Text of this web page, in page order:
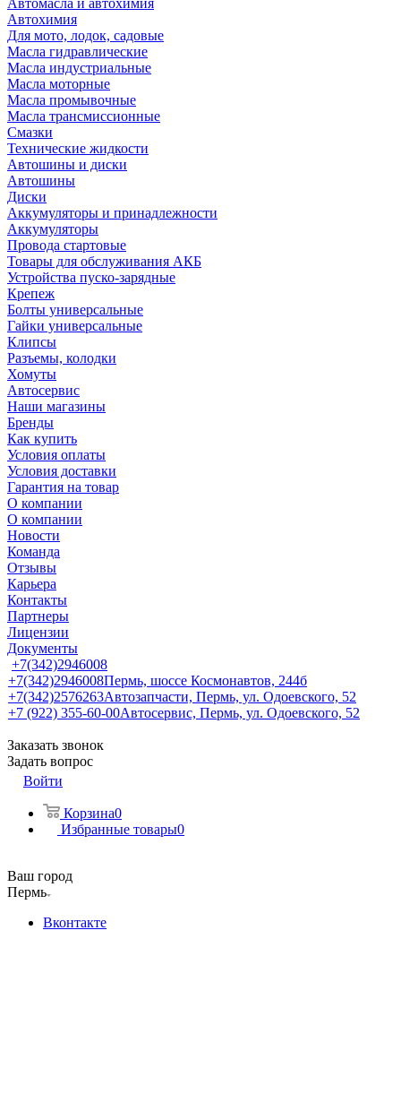
Автомасла и автохимия
Автохимия
Для мото, лодок, садовые
Масла гидравлические
Масла индустриальные
Масла моторные
Масла промывочные
Масла трансмиссионные
Смазки
Технические жидкости
Автошины и диски
Автошины
Диски
Аккумуляторы и принадлежности
Аккумуляторы
Провода стартовые
Товары для обслуживания АКБ
Устройства пуско-зарядные
Крепеж
Болты универсальные
Гайки универсальные
Клипсы
Разъемы, колодки
Хомуты
Автосервис
Наши магазины
Бренды
Как купить
Условия оплаты
Условия доставки
Гарантия на товар
О компании
О компании
Новости
Команда
Отзывы
Карьера
Контакты
Партнеры
Лицензии
Документы
+7(342)2946008
+7(342)2946008Пермь, шоссе Космонавтов, 244б
+7(342)2576263Автозапчасти, Пермь, ул. Одоевского, 52
+7 (922) 355-60-00Автосервис, Пермь, ул. Одоевского, 52
Заказать звонок
Задать вопрос
Войти
Корзина0
Избранные товары0
Ваш город
Пермь
Вконтакте